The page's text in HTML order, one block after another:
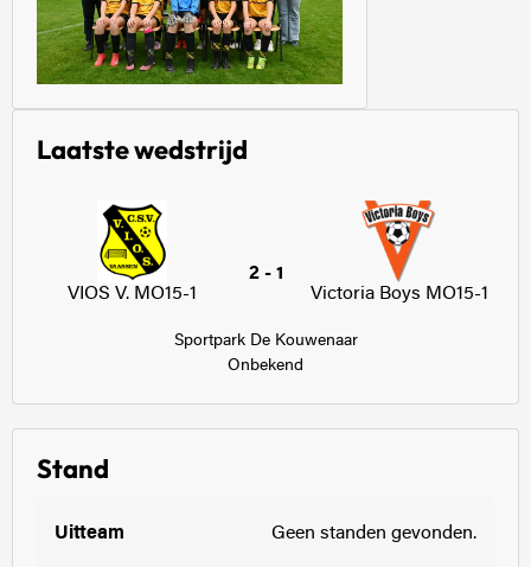
Laatste wedstrijd
VIOS V. MO15-1
2 - 1
Victoria Boys MO15-1
Sportpark De Kouwenaar
Onbekend
Stand
Geen standen gevonden.